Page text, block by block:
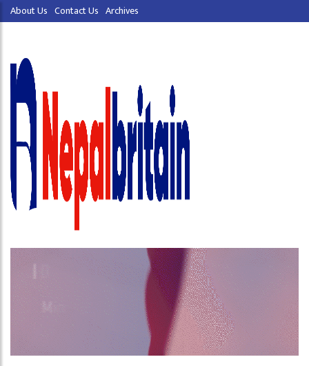
About Us Contact Us Archives